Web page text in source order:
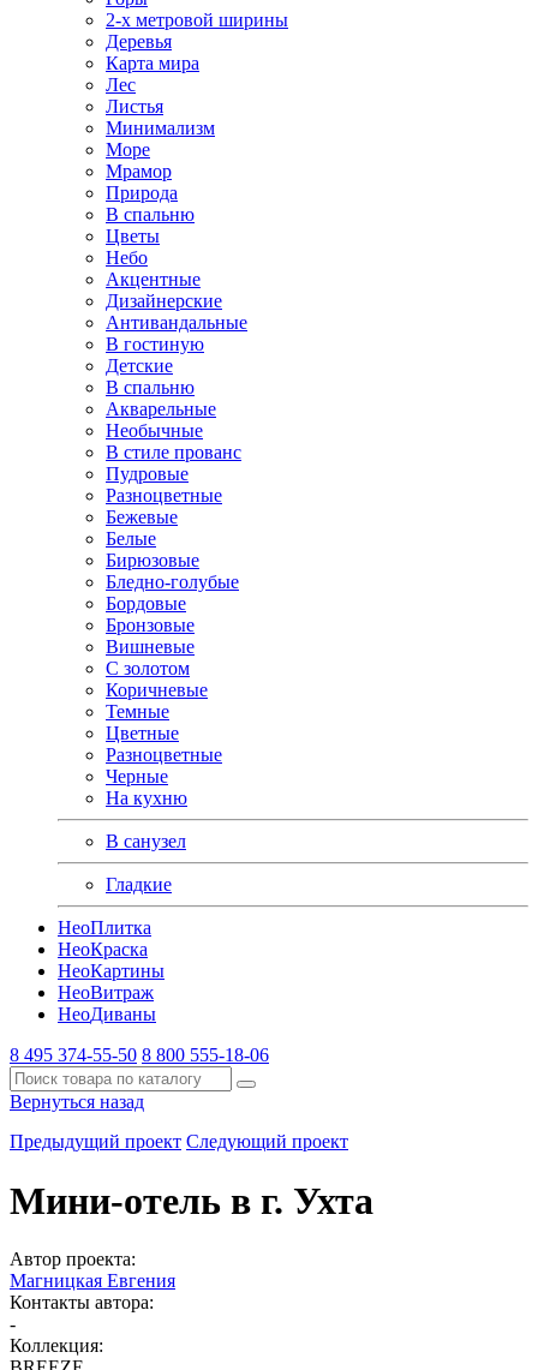
2-х метровой ширины
Деревья
Карта мира
Лес
Листья
Минимализм
Море
Мрамор
Природа
В спальню
Цветы
Небо
Акцентные
Дизайнерские
Антивандальные
В гостиную
Детские
В спальню
Акварельные
Необычные
В стиле прованс
Пудровые
Разноцветные
Бежевые
Белые
Бирюзовые
Бледно-голубые
Бордовые
Бронзовые
Вишневые
С золотом
Коричневые
Темные
Цветные
Разноцветные
Черные
На кухню
В санузел
Гладкие
НеоПлитка
НеоКраска
НеоКартины
НеоВитраж
НеоДиваны
8 495 374-55-50 8 800 555-18-06
Вернуться назад
Предыдущий проект Следующий проект
Мини-отель в г. Ухта
Автор проекта:
Магницкая Евгения
Контакты автора:
-
Коллекция: